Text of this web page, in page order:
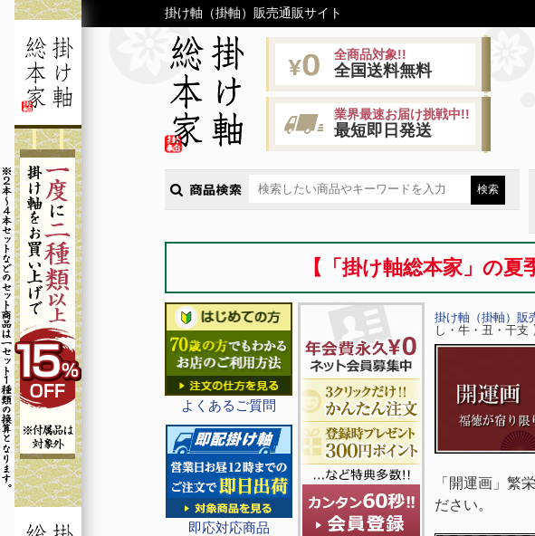
掛け軸（掛軸）販売通販サイト
全商品対象!!
全国送料無料
業界最速お届け挑戦中!!
最短即日発送
【「掛け軸総本家」の
よくあるご質問
即応対応商品
掛け軸（掛軸）販
し・牛・丑・干支
「開運画」繁
ださい。